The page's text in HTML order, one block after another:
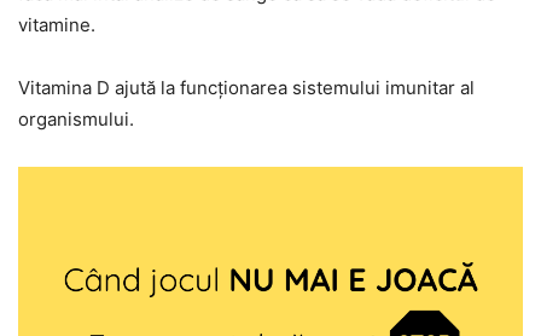
vitamine.
Vitamina D ajută la funcționarea sistemului imunitar al
organismului.